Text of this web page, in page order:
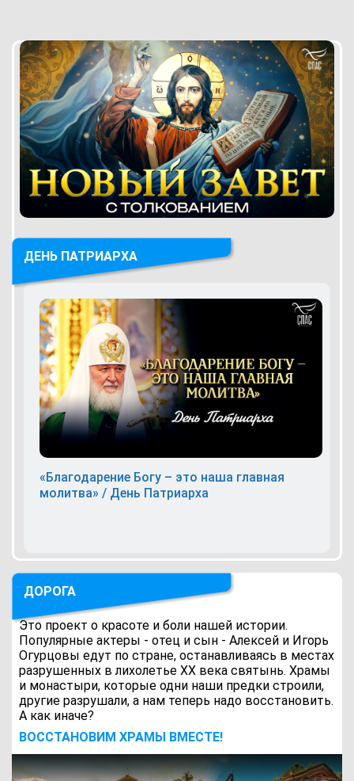
ДЕНЬ ПАТРИАРХА
«Благодарение Богу – это наша главная
молитва» / День Патриарха
ДОРОГА
Это проект о красоте и боли нашей истории.
Популярные актеры - отец и сын - Алексей и Игорь
Огурцовы едут по стране, останавливаясь в местах
разрушенных в лихолетье ХХ века святынь. Храмы
и монастыри, которые одни наши предки строили,
другие разрушали, а нам теперь надо восстановить.
А как иначе?
ВОCСТАНОВИМ ХРАМЫ ВМЕСТЕ!